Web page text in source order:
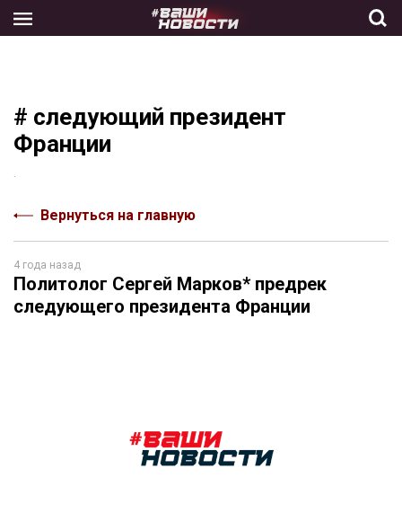
the
# следующий президент
Франции
Вернуться на главную
4 года назад
Политолог Сергей Марков* предрек
следующего президента Франции